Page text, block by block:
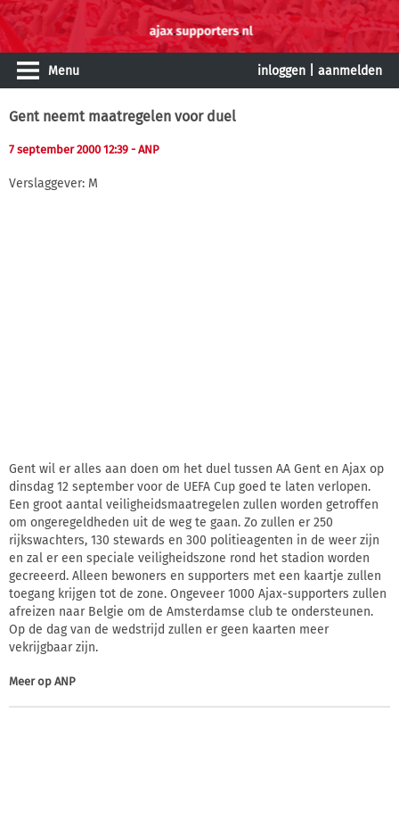
Menu inloggen aanmelden
Gent neemt maatregelen voor duel
7 september 2000 12:39 - ANP
Verslaggever: M
Gent wil er alles aan doen om het duel tussen AA Gent en Ajax op
dinsdag 12 september voor de UEFA Cup goed te laten verlopen.
Een groot aantal veiligheidsmaatregelen zullen worden getroffen
om ongeregeldheden uit de weg te gaan. Zo zullen er 250
rijkswachters, 130 stewards en 300 politieagenten in de weer zijn
en zal er een speciale veiligheidszone rond het stadion worden
gecreeerd. Alleen bewoners en supporters met een kaartje zullen
toegang krijgen tot de zone. Ongeveer 1000 Ajax-supporters zullen
afreizen naar Belgie om de Amsterdamse club te ondersteunen.
Op de dag van de wedstrijd zullen er geen kaarten meer
vekrijgbaar zijn.
Meer op ANP